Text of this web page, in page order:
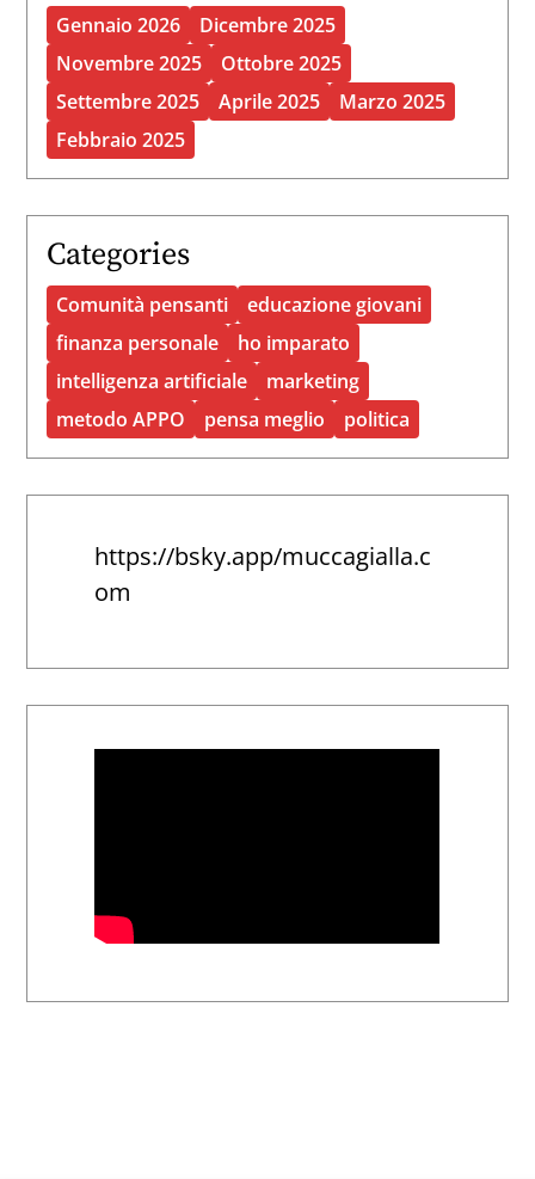
Gennaio 2026
Dicembre 2025
Novembre 2025
Ottobre 2025
Settembre 2025
Aprile 2025
Marzo 2025
Febbraio 2025
Categories
Comunità pensanti
educazione giovani
finanza personale
ho imparato
intelligenza artificiale
marketing
metodo APPO
pensa meglio politica
https://bsky.app/muccagialla.c
om